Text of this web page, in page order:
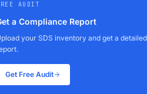
AUDIT
a Compliance Report
your SDS inventory and get a
Get Free Audit